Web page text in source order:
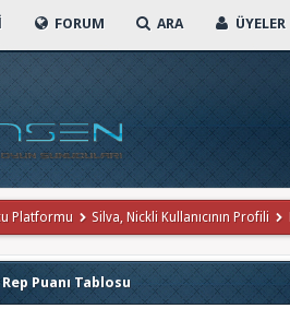
FORUM ARA ÜYELER
Platformu Silva, Nickli Kullanıcının Profili
Puanı Tablosu